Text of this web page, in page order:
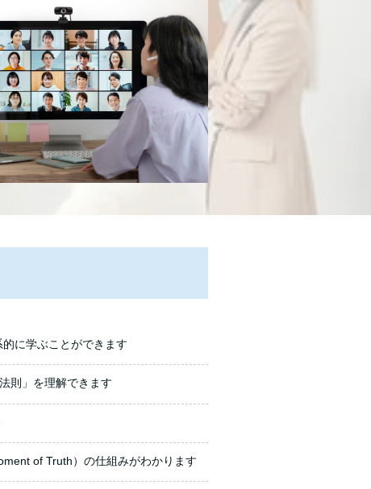
に学ぶことができます
則」を理解できます
of Truth）の仕組みがわかります